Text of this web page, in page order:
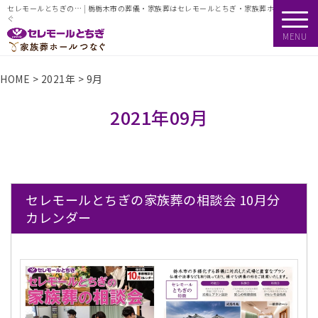
セレモールとちぎの… | 栃栃木市の葬儀・家族葬はセレモールとちぎ・家族葬ホールつな
ぐ
MENU
HOME > 2021年 > 9月
2021年09月
セレモールとちぎの家族葬の相談会 10月分
カレンダー